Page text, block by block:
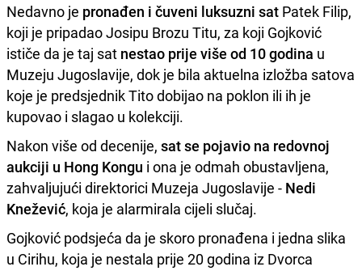
Nedavno je pronađen i čuveni luksuzni sat Patek Filip,
koji je pripadao Josipu Brozu Titu, za koji Gojković
ističe da je taj sat nestao prije više od 10 godina u
Muzeju Jugoslavije, dok je bila aktuelna izložba satova
koje je predsjednik Tito dobijao na poklon ili ih je
kupovao i slagao u kolekciji.
Nakon više od decenije, sat se pojavio na redovnoj
aukciji u Hong Kongu i ona je odmah obustavljena,
zahvaljujući direktorici Muzeja Jugoslavije - Nedi
Knežević, koja je alarmirala cijeli slučaj.
Gojković podsjeća da je skoro pronađena i jedna slika
u Cirihu, koja je nestala prije 20 godina iz Dvorca